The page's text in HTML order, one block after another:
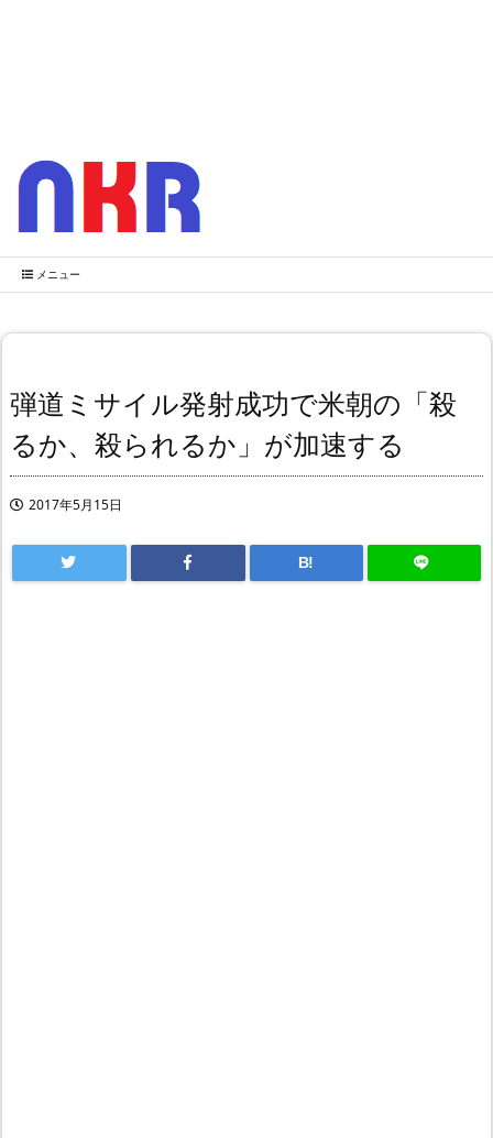
メニュー
弾道ミサイル発射成功で米朝の「殺
るか、殺られるか」が加速する
2017年5月15日
B!